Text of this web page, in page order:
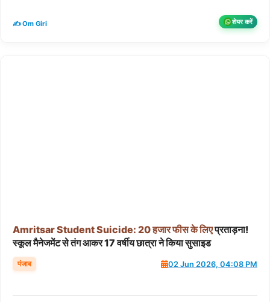
✍️ Om Giri शेयर करें
AmritsarStudentSuicide: 20हजारफीसकेलिएप्रताड़ना!
स्कूल मैनेजमेंट से तंग आकर 17 वर्षीय छात्रा ने किया सुसाइड
पंजाब 02 Jun 2026, 04:08 PM